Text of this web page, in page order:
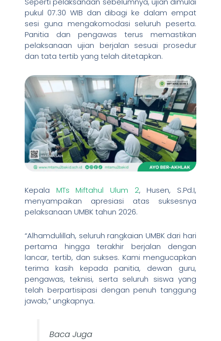
pukul 07.30 WIB dan dibagi ke dalam empat
sesi guna mengakomodasi seluruh peserta.
Panitia dan pengawas terus memastikan
pelaksanaan ujian berjalan sesuai prosedur
dan tata tertib yang telah ditetapkan.
Kepala MTs Miftahul Ulum 2, Husen, S.Pd.I,
menyampaikan apresiasi atas suksesnya
pelaksanaan UMBK tahun 2026.
“Alhamdulillah, seluruh rangkaian UMBK dari hari
pertama hingga terakhir berjalan dengan
lancar, tertib, dan sukses. Kami mengucapkan
terima kasih kepada panitia, dewan guru,
pengawas, teknisi, serta seluruh siswa yang
telah berpartisipasi dengan penuh tanggung
jawab,” ungkapnya.
Baca Juga